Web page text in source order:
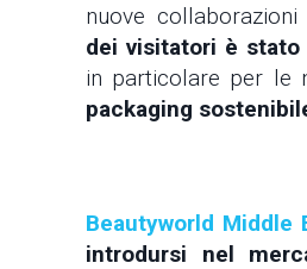
nuove
dei visitatori è
in particolare per le
packaging
Beautyworld Middle
introdursi nel